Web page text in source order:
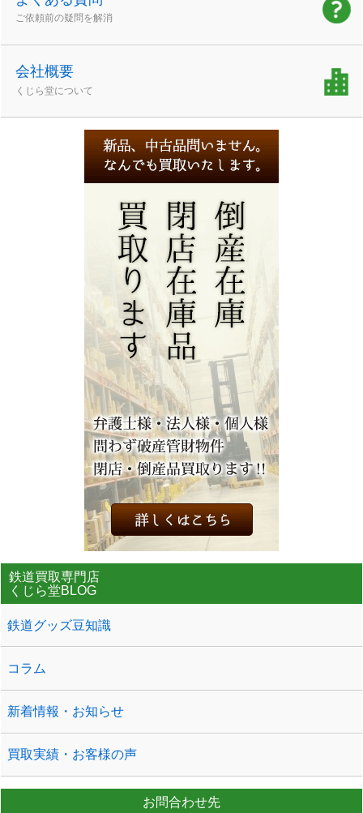
ご依頼前の疑問を解消
会社概要
くじら堂について
鉄道買取専門店
くじら堂BLOG
鉄道グッズ豆知識
コラム
新着情報・お知らせ
買取実績・お客様の声
お問合わせ先